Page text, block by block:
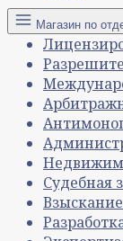
Магазин по
Судебная